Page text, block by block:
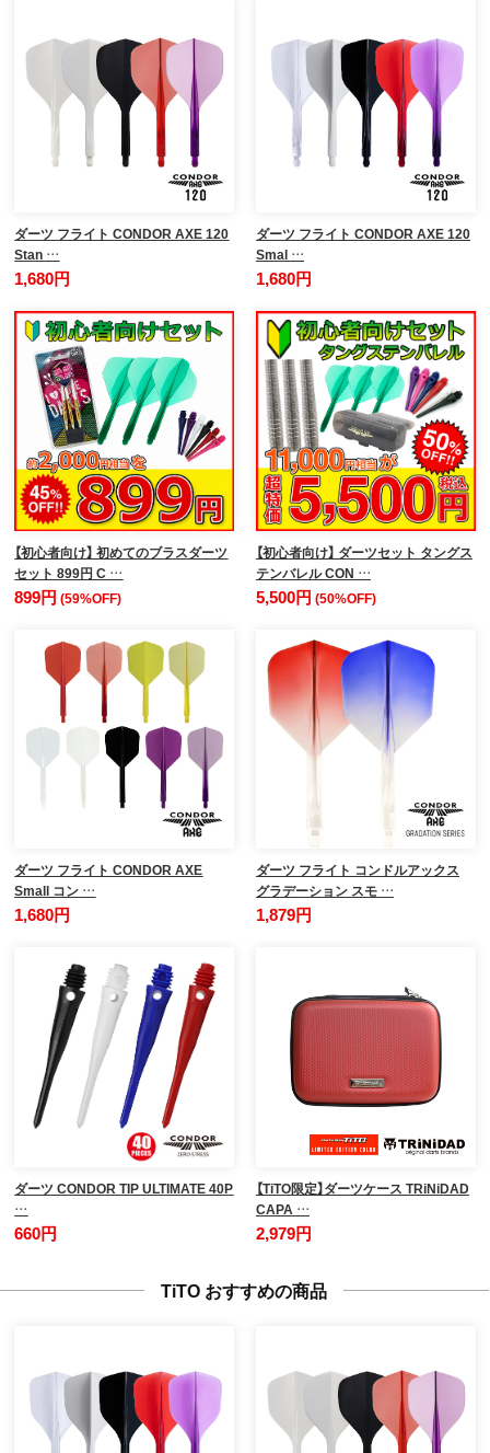
ダーツ フライト CONDOR AXE 120
Stan …
1,680円
ダーツ フライト CONDOR AXE 120
Smal …
1,680円
【初心者向け】 初めてのブラスダーツ
セット 899円 C …
899円(59%OFF)
【初心者向け】 ダーツセット タングス
テンバレル CON …
5,500円 (50%OFF)
ダーツ フライト CONDOR AXE
Small コン …
1,680円
ダーツ フライト コンドルアックス
グラデーション スモ …
1,879円
ダーツ CONDOR TIP ULTIMATE 40P
…
660円
【TiTO限定】ダーツケース TRiNiDAD
CAPA …
2,979円
TiTO おすすめの商品